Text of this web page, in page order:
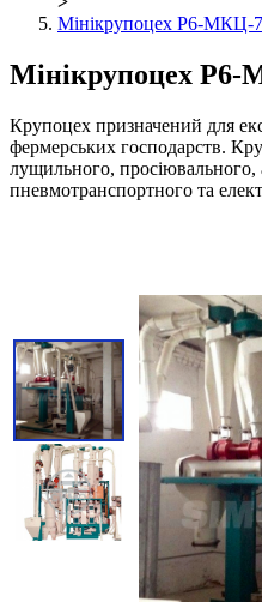
Мінікрупоцех Р6-МКЦ-7
Мінікрупоцех
Крупоцех призначений для
фермерських господарств.
лущильного, просіювального,
пневмотранспортного та